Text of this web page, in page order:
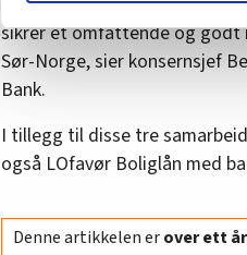
annonsering. Disse er
sikrer et omfattende og godt
Sør-Norge, sier konsernsjef
Bank.
I tillegg til disse tre
også LOfavør Boliglån med
Denne artikkelen erover ett